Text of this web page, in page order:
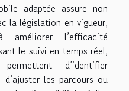
adaptée assure non
la législation en vigueur,
l’efficacité
le suivi en temps réel,
d’identifier
les parcours ou